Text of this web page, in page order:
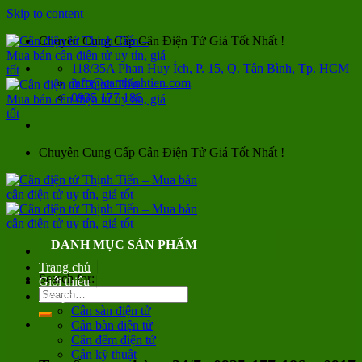
Skip to content
Chuyên Cung Cấp Cân Điện Tử Giá Tốt Nhất !
118/35A Phan Huy Ích, P. 15, Q. Tân Bình, Tp. HCM
info@canthinhtien.com
0935 177 186
Chuyên Cung Cấp Cân Điện Tử Giá Tốt Nhất !
Search for:
DANH MỤC SẢN PHẨM
Trang chủ
Giới thiệu
Sản phẩm
Cân sàn điện tử
Cân bàn điện tử
Cân đếm điện tử
Cân kỹ thuật